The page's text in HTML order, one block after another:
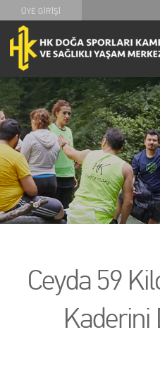
ÜYE GİRİŞİ
Ceyda 59
Kaderini